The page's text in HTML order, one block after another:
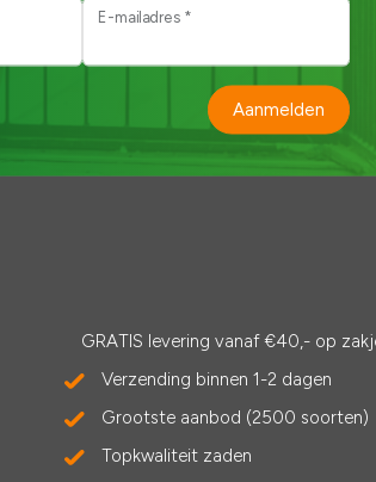
E-mailadres *
Aanmelden
GRATIS levering vanaf €40,- op
Verzending binnen 1-2 dagen
Grootste aanbod (2500 soorten)
Topkwaliteit zaden